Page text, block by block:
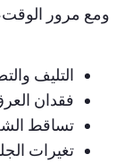
ومع مرور
التليف
فقدان
تساقط
تغيرات